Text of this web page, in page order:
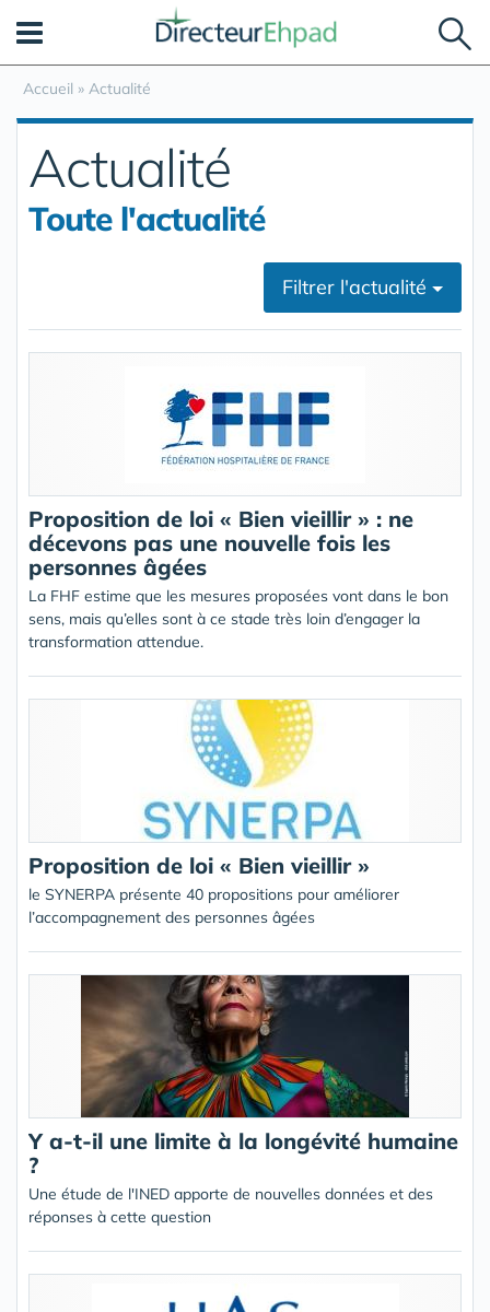
Accueil » Actualité
Actualité
Toute l'actualité
Filtrer l'actualité
Proposition de loi « Bien vieillir » : ne
décevons pas une nouvelle fois les
personnes âgées
La FHF estime que les mesures proposées vont dans le bon
sens, mais qu’elles sont à ce stade très loin d’engager la
transformation attendue.
Proposition de loi « Bien vieillir »
le SYNERPA présente 40 propositions pour améliorer
l’accompagnement des personnes âgées
Y a-t-il une limite à la longévité humaine
?
Une étude de l'INED apporte de nouvelles données et des
réponses à cette question
Panneau de gestion des cookies